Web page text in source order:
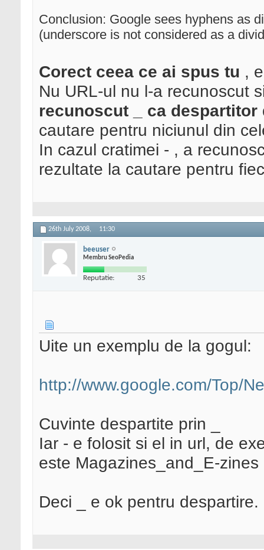
Conclusion: Google sees hyphens as
(underscore is not considered as a
Corect ceea ce ai spus tu ,
Nu URL-ul nu l-a recunoscut
recunoscut _ ca despartitor
cautare pentru niciunul din
In cazul cratimei - , a
rezultate la cautare pentru
26th July 2008, 11:30
beeuser
Membru SeoPedia
Reputatie: 35
Uite un exemplu de la gogul:
http://www.google.com/Top/
Cuvinte despartite prin _
Iar - e folosit si el in url, de
este Magazines_and_E-zines
Deci _ e ok pentru